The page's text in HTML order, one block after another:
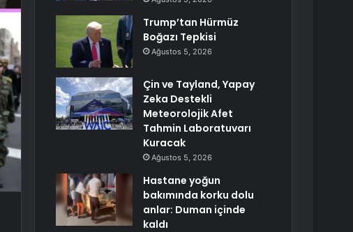
Trump’tan Hürmüz
Boğazı Tepkisi
Ağustos 5, 2026
Çin ve Tayland, Yapay
Zeka Destekli
Meteorolojik Afet
Tahmin Laboratuvarı
Kuracak
Ağustos 5, 2026
Hastane yoğun
bakımında korku dolu
anlar: Duman içinde
kaldı